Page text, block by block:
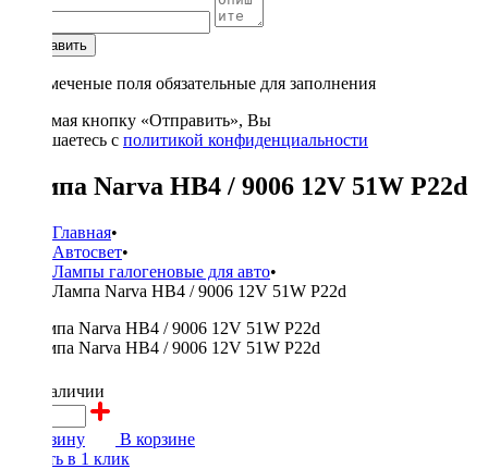
Отправить
* - отмеченые поля обязательные для заполнения
Нажимая кнопку «Отправить», Вы
соглашаетесь с политикой конфиденциальности
Лампа Narva HB4 / 9006 12V 51W P22d
Главная•
Автосвет•
Лампы галогеновые для авто•
Лампа Narva HB4 / 9006 12V 51W P22d
в наличии
В корзину
В корзине
Купить в 1 клик